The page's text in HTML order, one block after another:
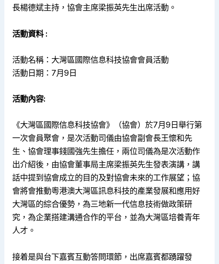
長楊德斌主持，協會主席梁振英先生出席活動。
活動資料 :
活動名稱：大灣區國際信息科技協會會員活動
活動日期：7月9日
活動內容:
《大灣區國際信息科技協會》（協會）於7月9日舉行第
一次會員聚會，是次活動司儀由協會副會長王懷和先
生、協會理事錢國強先生擔任，兩位司儀為是次活動作
出介紹後，由協會董事局主席梁振英先生發表演講，講
話中提到協會成立的目的及對協會未來的工作展望；協
會將會推動粵港澳大灣區訊息科技的產業發展和應用好
大灣區的綜合優勢，為三地新一代信息技術做政策研
究，為企業搭建溝通合作的平台，並為大灣區培養青年
人才。
接着是與台下嘉賓互動答問環節，出席嘉賓都踴躍發